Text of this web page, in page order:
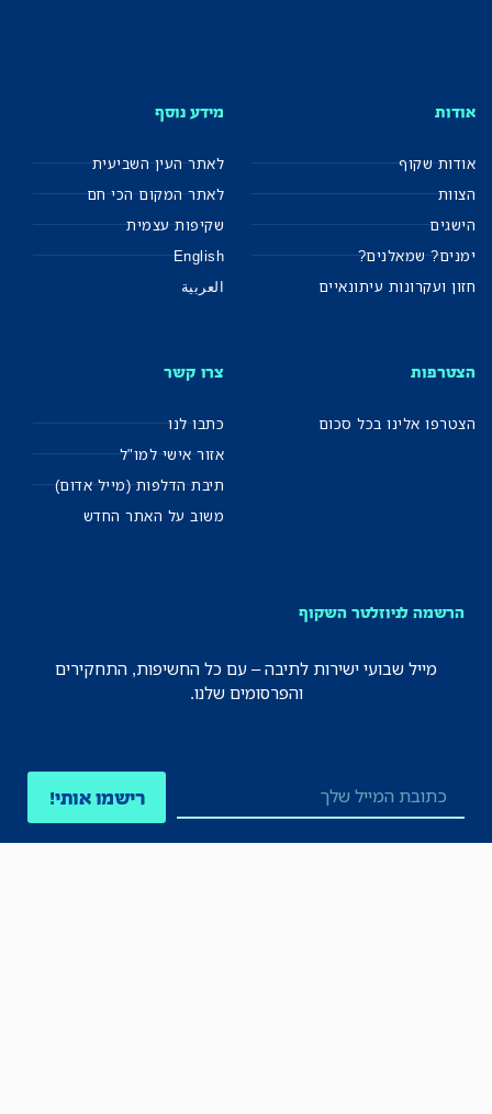
אודות
אודות שקוף
הצוות
הישגים
ימנים? שמאלנים?
חזון ועקרונות עיתונאיים
מידע נוסף
לאתר העין השביעית
לאתר המקום הכי חם
שקיפות עצמית
English
العربية
הצטרפות
הצטרפו אלינו בכל סכום
צרו קשר
כתבו לנו
אזור אישי למו"ל
תיבת הדלפות (מייל אדום)
משוב על האתר החדש
הרשמה לניוזלטר השקוף
מייל שבועי ישירות לתיבה – עם כל החשיפות, התחקירים
והפרסומים שלנו.
רישמו אותי!